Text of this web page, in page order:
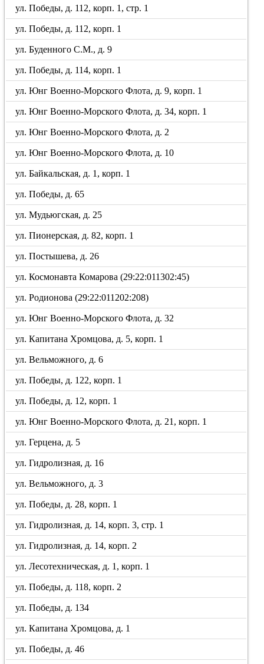
ул. Победы, д. 112, корп. 1, стр. 1
ул. Победы, д. 112, корп. 1
ул. Буденного С.М., д. 9
ул. Победы, д. 114, корп. 1
ул. Юнг Военно-Морского Флота, д. 9, корп. 1
ул. Юнг Военно-Морского Флота, д. 34, корп. 1
ул. Юнг Военно-Морского Флота, д. 2
ул. Юнг Военно-Морского Флота, д. 10
ул. Байкальская, д. 1, корп. 1
ул. Победы, д. 65
ул. Мудьюгская, д. 25
ул. Пионерская, д. 82, корп. 1
ул. Постышева, д. 26
ул. Космонавта Комарова (29:22:011302:45)
ул. Родионова (29:22:011202:208)
ул. Юнг Военно-Морского Флота, д. 32
ул. Капитана Хромцова, д. 5, корп. 1
ул. Вельможного, д. 6
ул. Победы, д. 122, корп. 1
ул. Победы, д. 12, корп. 1
ул. Юнг Военно-Морского Флота, д. 21, корп. 1
ул. Герцена, д. 5
ул. Гидролизная, д. 16
ул. Вельможного, д. 3
ул. Победы, д. 28, корп. 1
ул. Гидролизная, д. 14, корп. 3, стр. 1
ул. Гидролизная, д. 14, корп. 2
ул. Лесотехническая, д. 1, корп. 1
ул. Победы, д. 118, корп. 2
ул. Победы, д. 134
ул. Капитана Хромцова, д. 1
ул. Победы, д. 46